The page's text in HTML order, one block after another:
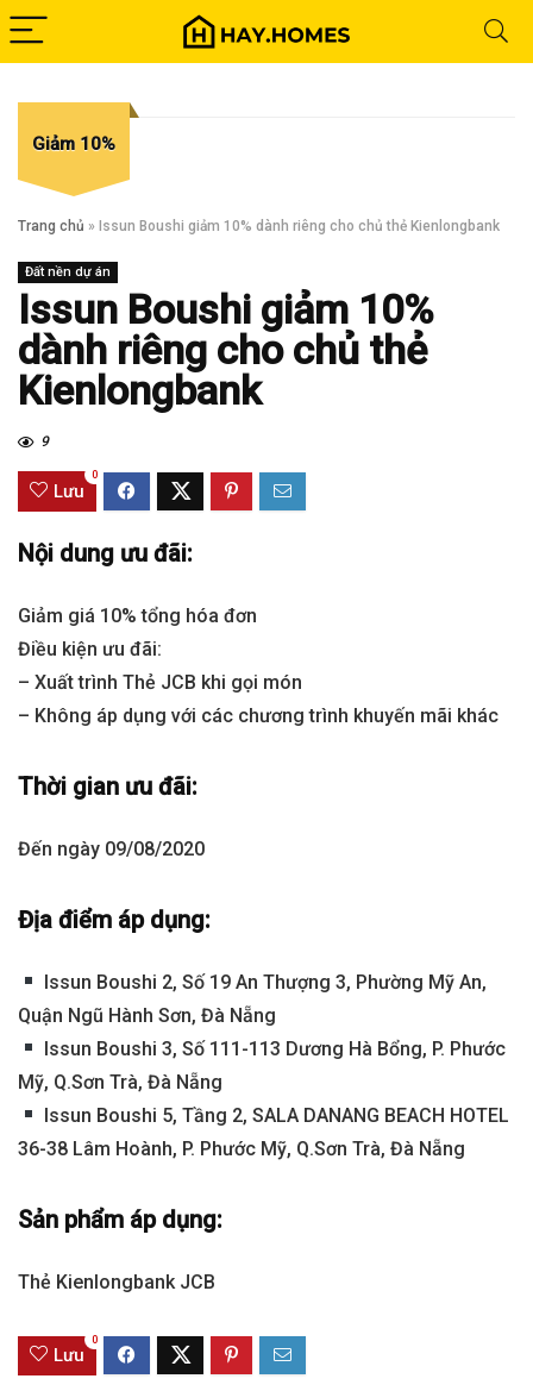
Giảm 10%
Trang chủ » Issun Boushi giảm 10% dành riêng cho chủ thẻ Kienlongbank
Đất nền dự án
Issun Boushi giảm 10%
dành riêng cho chủ thẻ
Kienlongbank
9
Lưu
0
Nội dung ưu đãi:
Giảm giá 10% tổng hóa đơn
Điều kiện ưu đãi:
– Xuất trình Thẻ JCB khi gọi món
– Không áp dụng với các chương trình khuyến mãi khác
Thời gian ưu đãi:
Đến ngày 09/08/2020
Địa điểm áp dụng:
Issun Boushi 2, Số 19 An Thượng 3, Phường Mỹ An,
Quận Ngũ Hành Sơn, Đà Nẵng
Issun Boushi 3, Số 111-113 Dương Hà Bổng, P. Phước
Mỹ, Q.Sơn Trà, Đà Nẵng
Issun Boushi 5, Tầng 2, SALA DANANG BEACH HOTEL
36-38 Lâm Hoành, P. Phước Mỹ, Q.Sơn Trà, Đà Nẵng
Sản phẩm áp dụng:
Thẻ Kienlongbank JCB
Lưu
0